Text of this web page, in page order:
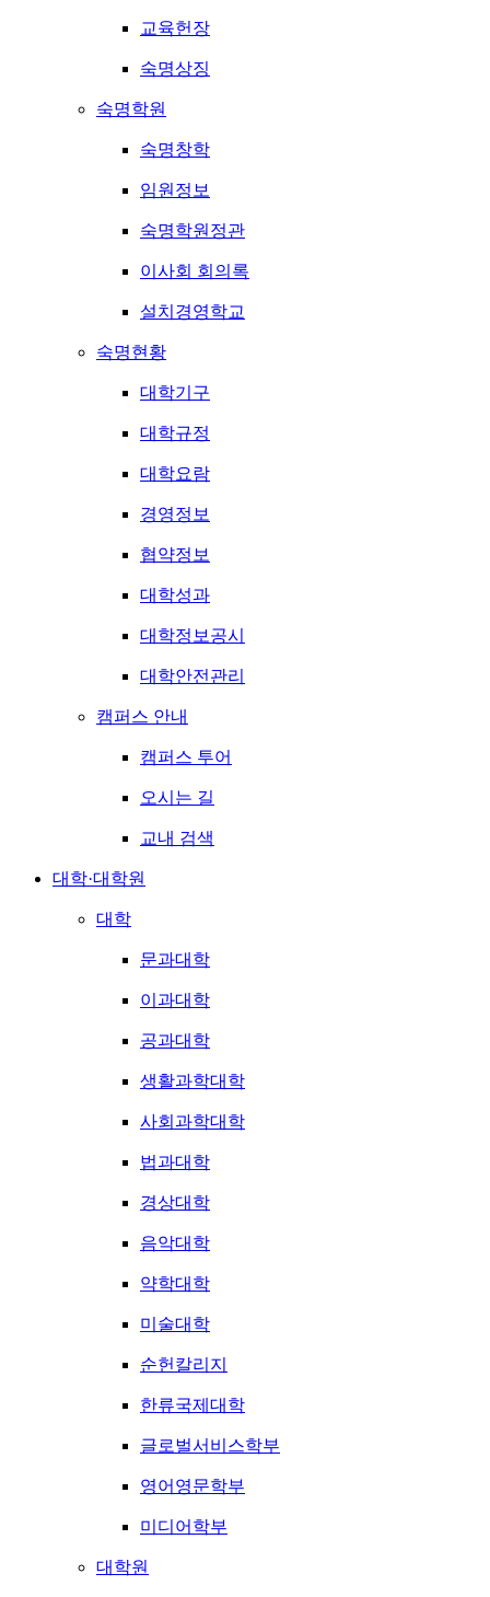
교육헌장
숙명상징
숙명학원
숙명창학
임원정보
숙명학원정관
이사회 회의록
설치경영학교
숙명현황
대학기구
대학규정
대학요람
경영정보
협약정보
대학성과
대학정보공시
대학안전관리
캠퍼스 안내
캠퍼스 투어
오시는 길
교내 검색
대학·대학원
대학
문과대학
이과대학
공과대학
생활과학대학
사회과학대학
법과대학
경상대학
음악대학
약학대학
미술대학
순헌칼리지
한류국제대학
글로벌서비스학부
영어영문학부
미디어학부
대학원